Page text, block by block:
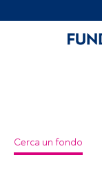
Cerca un fondo